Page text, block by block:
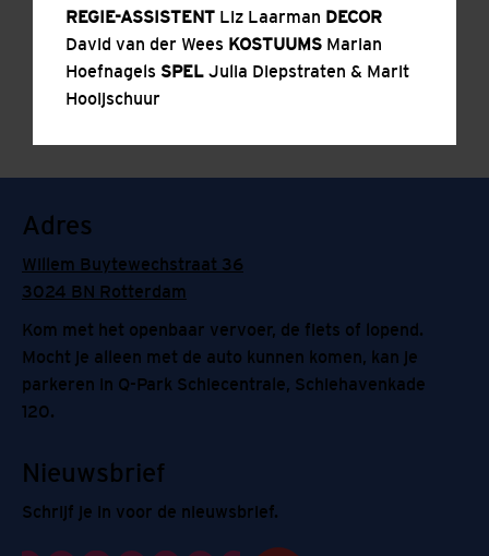
REGIE-ASSISTENT Liz Laarman DECOR
David van der Wees KOSTUUMS Marian
Hoefnagels SPEL Julia Diepstraten & Marit
Hooijschuur
Adres
Willem Buytewechstraat 36
3024 BN Rotterdam
Kom met het openbaar vervoer, de fiets of lopend.
Mocht je alleen met de auto kunnen komen, kan je
parkeren in Q-Park Schiecentrale, Schiehavenkade
120.
Nieuwsbrief
Schrijf je in voor de nieuwsbrief.